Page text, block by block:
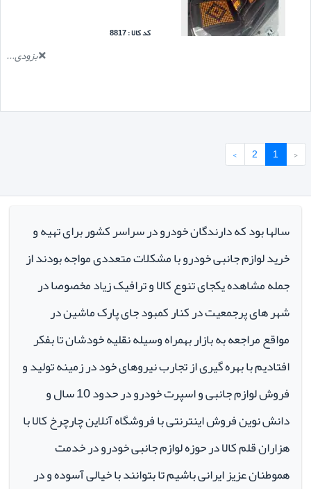
کد کالا : 8817
بزودی...
‹
1
2
›
سالها بود که دارندگان خودرو در سراسر کشور برای تهیه و
خرید لوازم جانبی خودرو با مشکلات متعددی مواجه بودند از
جمله مشاهده یکجای تنوع کالا و ترافیک زیاد مخصوصا در
شهر های پرجمعیت در کنار کمبود جای پارک ماشین در
مواقع مراجعه به بازار بهمراه وسیله نقلیه خودشان تا بفکر
افتادیم با بهره گیری از تجارب نیروهای خود در زمینه تولید و
فروش لوازم جانبی و اسپرت خودرو در حدود 10 سال و
دانش نوین فروش اینترنتی با فروشگاه آنلاین چارچرخ کالا با
هزاران قلم کالا در حوزه لوازم جانبی خودرو در خدمت
هموطنان عزیز ایرانی باشیم تا بتوانند با خیالی آسوده و در